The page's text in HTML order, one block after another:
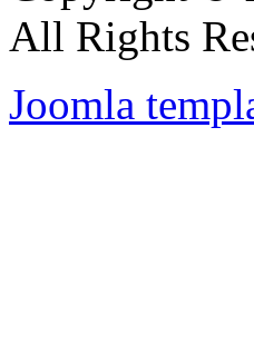
All Rights
Joomla